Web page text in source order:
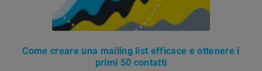
Come creare una mailing list efficace e ottenere i
primi 50 contatti